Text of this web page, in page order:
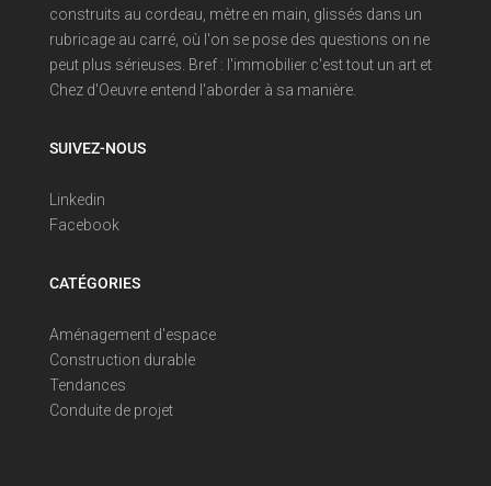
construits au cordeau, mètre en main, glissés dans un
rubricage au carré, où l'on se pose des questions on ne
peut plus sérieuses. Bref : l'immobilier c'est tout un art et
Chez d'Oeuvre entend l'aborder à sa manière.
SUIVEZ-NOUS
Linkedin
Facebook
CATÉGORIES
Aménagement d'espace
Construction durable
Tendances
Conduite de projet